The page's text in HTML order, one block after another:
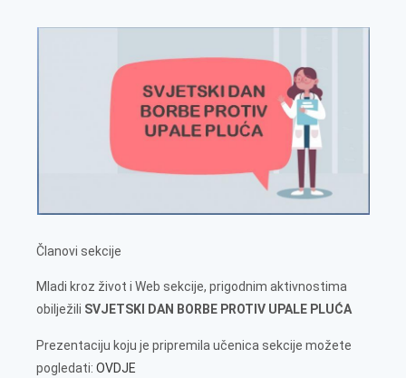
Članovi sekcije
Mladi kroz život i Web sekcije, prigodnim aktivnostima
obilježili SVJETSKI DAN BORBE PROTIV UPALE PLUĆA
Prezentaciju koju je pripremila učenica sekcije možete
pogledati: OVDJE